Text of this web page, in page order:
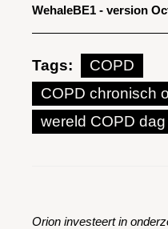
WehaleBE1 - version
Tags:
COPD
COPD chronisch
wereld COPD dag
Orion investeert in